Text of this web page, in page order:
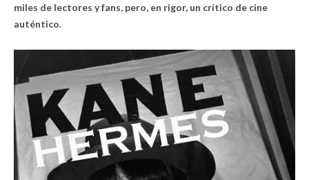
miles de lectores y fans, pero, en rigor, un crítico de cine
auténtico.